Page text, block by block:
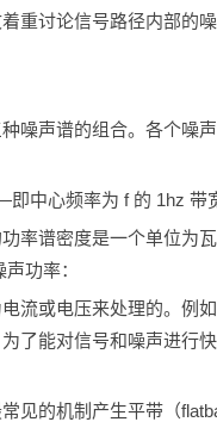
重讨论信号路径内部的
声谱的组合。各个噪声
心频率为 f 的 1hz 带宽
谱密度是一个单位为
功率：
或电压来处理的。例
了能对信号和噪声进行
的机制产生平带（